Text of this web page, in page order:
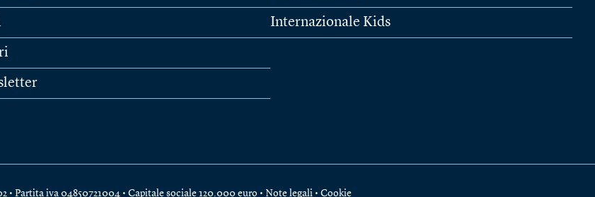
Internazionale Kids
Partita iva 04850721004 • Capitale sociale 120.000 euro • Note legali • Cookie